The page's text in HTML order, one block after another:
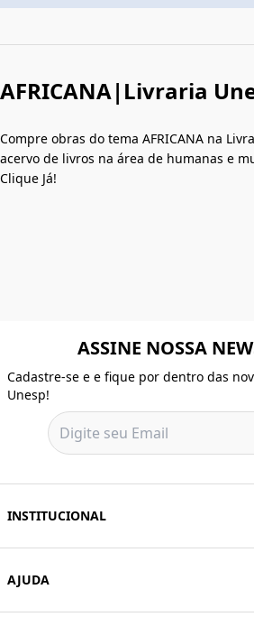
AFRICANA|Livraria
Compre obras do tema AFRICANA na
acervo de livros na área de humanas e
Clique Já!
ASSINE NOSSA
Cadastre-se e e fique por dentro das
Unesp!
INSTITUCIONAL
AJUDA